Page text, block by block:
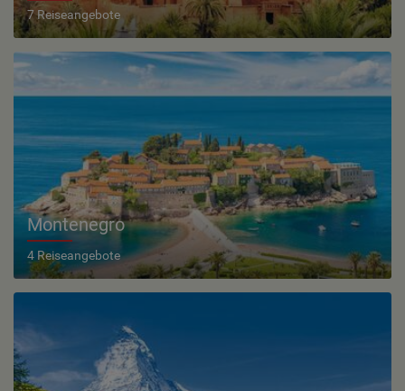
7 Reiseangebote
Montenegro
4 Reiseangebote